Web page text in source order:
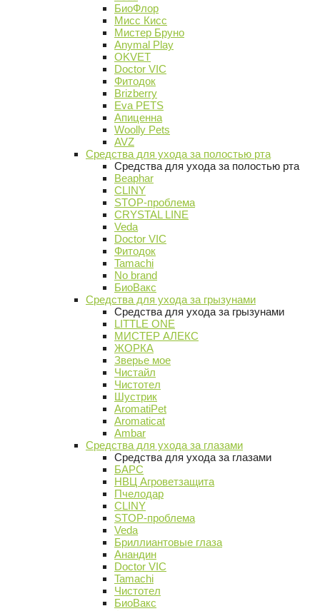
БиоФлор
Мисс Кисс
Мистер Бруно
Anymal Play
OKVET
Doctor VIC
Фитодок
Brizberry
Eva PETS
Апиценна
Woolly Pets
AVZ
Средства для ухода за полостью рта
Средства для ухода за полостью рта
Beaphar
CLINY
STOP-проблема
CRYSTAL LINE
Veda
Doctor VIC
Фитодок
Tamachi
No brand
БиоВакс
Средства для ухода за грызунами
Средства для ухода за грызунами
LITTLE ONE
МИСТЕР АЛЕКС
ЖОРКА
Зверье мое
Чистайл
Чистотел
Шустрик
AromatiPet
Aromaticat
Ambar
Средства для ухода за глазами
Средства для ухода за глазами
БАРС
НВЦ Агроветзащита
Пчелодар
CLINY
STOP-проблема
Veda
Бриллиантовые глаза
Анандин
Doctor VIC
Tamachi
Чистотел
БиоВакс